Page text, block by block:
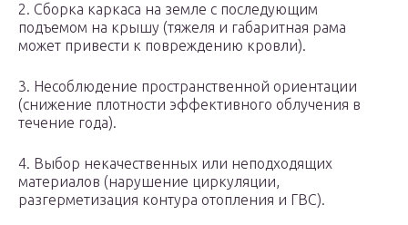
2. Сборка каркаса на земле с последующим
подъемом на крышу (тяжеля и габаритная рама
может привести к повреждению кровли).
3. Несоблюдение пространственной ориентации
(снижение плотности эффективного облучения в
течение года).
4. Выбор некачественных или неподходящих
материалов (нарушение циркуляции,
разгерметизация контура отопления и ГВС).